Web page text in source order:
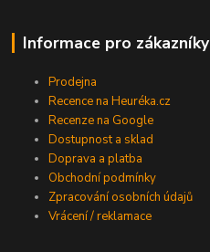
Informace pro zákazníky
Prodejna
Recence na Heuréka.cz
Recenze na Google
Dostupnost a sklad
Doprava a platba
Obchodní podmínky
Zpracování osobních údajů
Vrácení / reklamace